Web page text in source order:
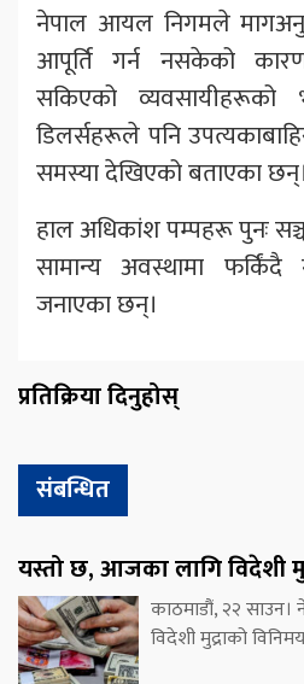
नेपाल आयल निगमले
आपूर्ति गर्न नसकेको
सकिएको व्यवसायीहरूको
डिलर्सहरूले पनि
समस्या देखिएको बताएका छन्।
हाल अधिकांश पम्पहरू पुनः
सामान्य अवस्थामा
जनाएका छन्।
प्रतिक्रिया दिनुहोस्
संबन्धित
यस्तो छ, आजका लागि विदेशी
काठमाडौं, २२
विदेशी मुद्राको